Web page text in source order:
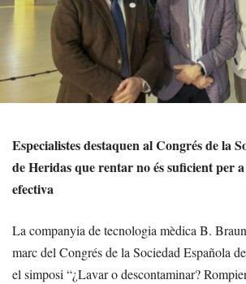
Especialistes destaquen al Congrés de la
de Heridas que rentar no és suficient per
efectiva
La companyia de tecnologia mèdica B.
marc del Congrés de la Sociedad Española
el simposi “¿Lavar o descontaminar?